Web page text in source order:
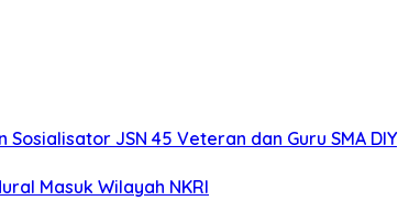
JSN 45 Veteran dan Guru SMA DIY
Masuk Wilayah NKRI